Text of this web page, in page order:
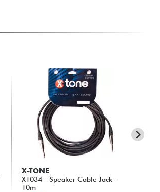
X-TONE
X1034 - Speaker Cable Jack -
10m